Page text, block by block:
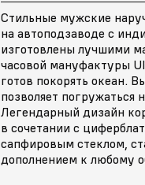
Стильные мужские
на автоподзаводе с
изготовлены лучшими
часовой мануфактуры
готов покорять океан.
позволяет погружаться
Легендарный дизайн
в сочетании с
сапфировым стеклом,
дополнением к любому